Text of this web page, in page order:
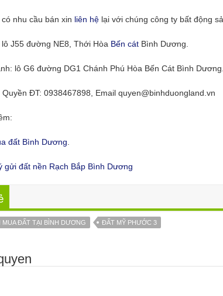
nhu cầu bán xin liên hệ lại với chúng công ty bất động
J55 đường NE8, Thới Hòa Bến cát Bình Dương.
lô G6 đường DG1 Chánh Phú Hòa Bến Cát Bình Dương.
Quyền ĐT: 0938467898, Email quyen@binhduongland.vn
đất Bình Dương
gửi đất nền Rạch Bắp Bình Dương
MUA ĐẤT TẠI BÌNH DƯƠNG ĐẤT MỸ PHƯỚC 3